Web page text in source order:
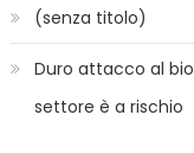
(senza titolo)
Duro attacco al
settore è a rischio